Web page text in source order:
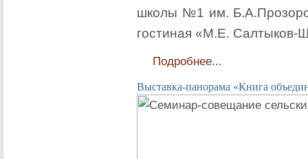
школы №1 им.
гостиная «М.Е. Салтыков-
Подробнее...
Выставка-панорама «Книга